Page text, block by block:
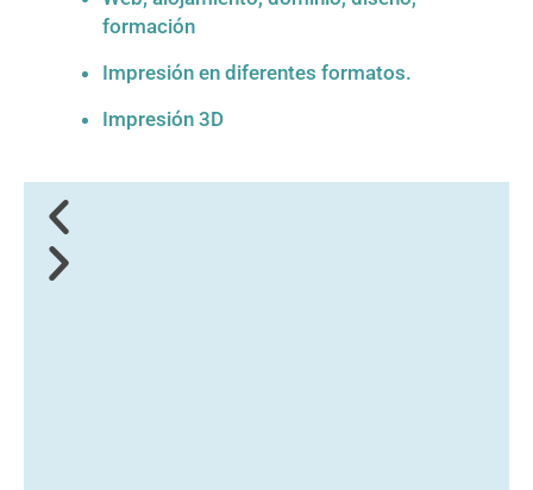
formación
Impresión en diferentes formatos.
Impresión 3D